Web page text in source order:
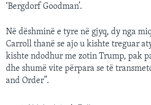
‘Bergdorf Goodman’.
Në dëshminë e tyre në gjyq, dy nga
Carroll thanë se ajo u kishte treguar
kishte ndodhur me zotin Trump, pak
dhe shumë vite përpara se të
and Order”.